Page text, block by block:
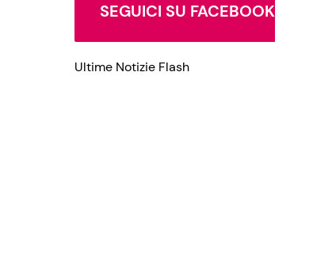
SEGUICI SU FACEBOOK
Ultime Notizie Flash